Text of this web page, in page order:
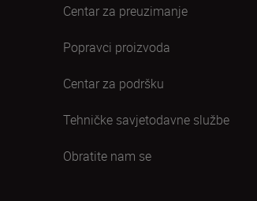
Centar za preuzimanje
Popravci proizvoda
Centar za podršku
Tehničke savjetodavne službe
Obratite nam se